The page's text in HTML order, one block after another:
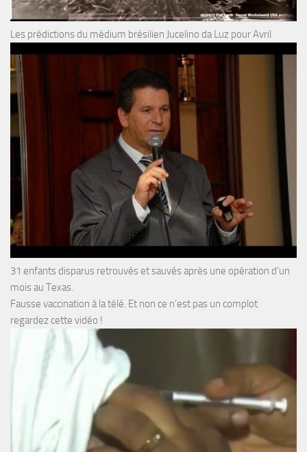
Les prédictions du médium brésilien Jucelino da Luz pour Avril
31 enfants disparus retrouvés et sauvés après une opération d’un
mois au Texas.
Fausse vaccination à la télé. Et non ce n’est pas un complot
regardez cette vidéo !